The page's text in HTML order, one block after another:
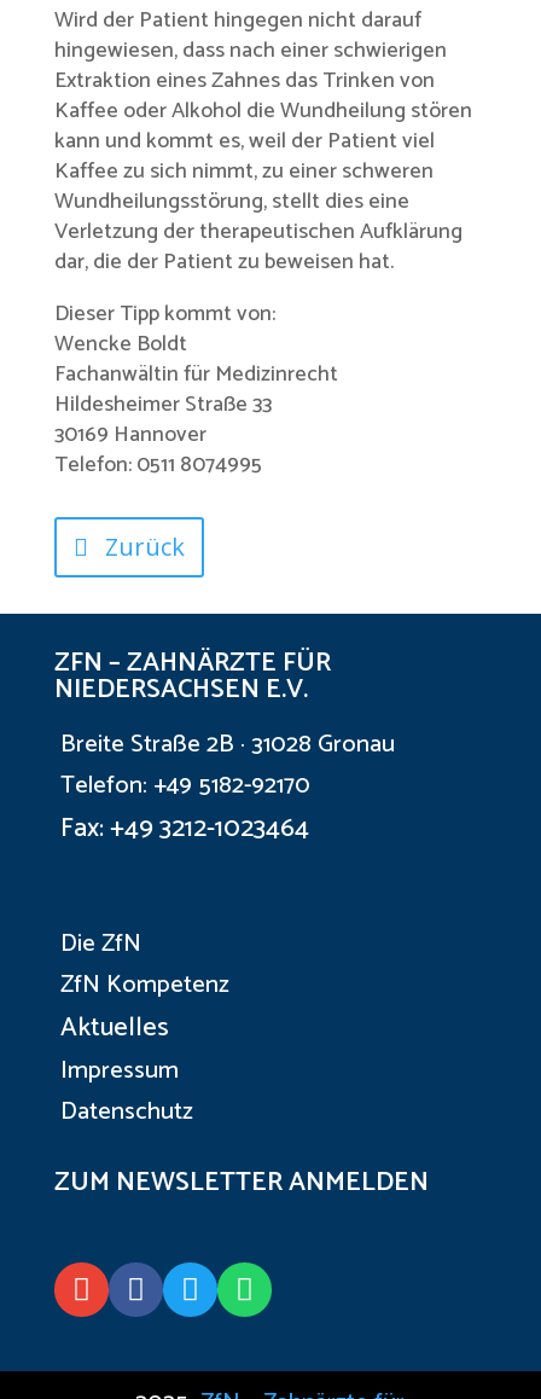
Wird der Patient hingegen nicht darauf
hingewiesen, dass nach einer schwierigen
Extraktion eines Zahnes das Trinken von
Kaffee oder Alkohol die Wundheilung stören
kann und kommt es, weil der Patient viel
Kaffee zu sich nimmt, zu einer schweren
Wundheilungsstörung, stellt dies eine
Verletzung der therapeutischen Aufklärung
dar, die der Patient zu beweisen hat.
Dieser Tipp kommt von:
Wencke Boldt
Fachanwältin für Medizinrecht
Hildesheimer Straße 33
30169 Hannover
Telefon: 0511 8074995
Zurück
ZFN – ZAHNÄRZTE FÜR
NIEDERSACHSEN E.V.
Breite Straße 2B · 31028 Gronau
Telefon: +49 5182-92170
Fax: +49 3212-1023464
Die ZfN
ZfN Kompetenz
Aktuelles
Impressum
Datenschutz
ZUM NEWSLETTER ANMELDEN
   